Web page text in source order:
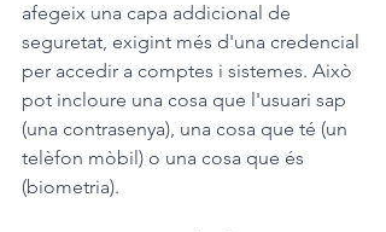
afegeix una capa addicional de
seguretat, exigint més d'una credencial
per accedir a comptes i sistemes. Això
pot incloure una cosa que l'usuari sap
(una contrasenya), una cosa que té (un
telèfon mòbil) o una cosa que és
(biometria).